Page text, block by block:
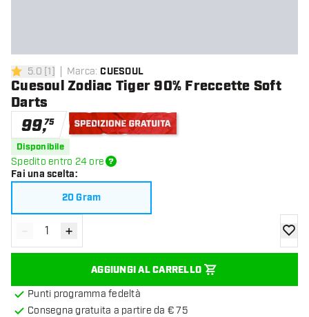
5 stelle di valutazione
5.0 [1] Marca: CUESOUL
Cuesoul Zodiac Tiger 90% Freccette Soft
Darts
99,75
Disponibile
Spedito entro 24 ore
Fai una scelta:
20 Gram
Diminuisci quantità
- Aumenta quantità
+
AGGIUNGI AL CARRELLO
Punti programma fedeltà
Consegna gratuita a partire da € 75